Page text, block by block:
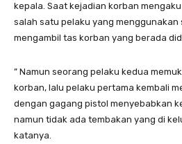
kepala. Saat kejadian korban
salah satu pelaku yang
mengambil tas korban yang berada
” Namun seorang pelaku kedua
korban, lalu pelaku pertama kembali
dengan gagang pistol menyebabkan
namun tidak ada tembakan yang di
katanya.